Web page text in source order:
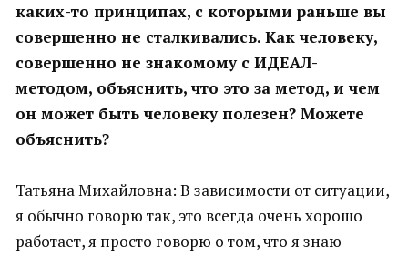
каких-то принципах, с которыми раньше вы
совершенно не сталкивались. Как человеку,
совершенно не знакомому с ИДЕАЛ-
методом, объяснить, что это за метод, и чем
он может быть человеку полезен? Можете
объяснить?
Татьяна Михайловна: В зависимости от ситуации,
я обычно говорю так, это всегда очень хорошо
работает, я просто говорю о том, что я знаю